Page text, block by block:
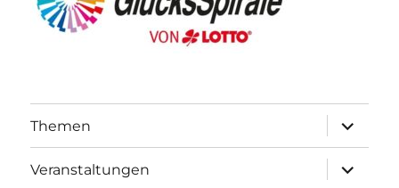
Themen
öffnen
Veranstaltungen
öffnen